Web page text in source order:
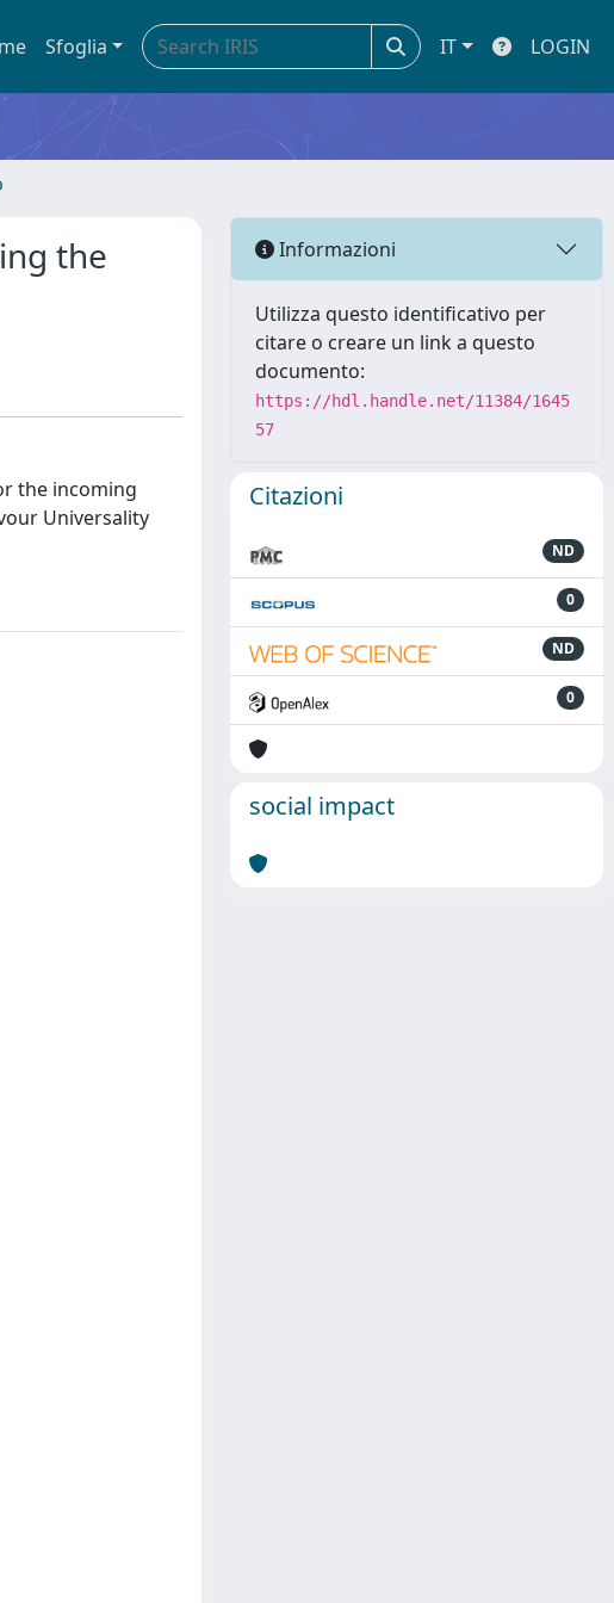
Sfoglia IT LOGIN
the
the incoming
Universality
Informazioni
Utilizza questo identificativo per
citare o creare un link a questo
documento:
https://hdl.handle.net/11384/1645
57
Citazioni
ND
0
ND
0
social impact